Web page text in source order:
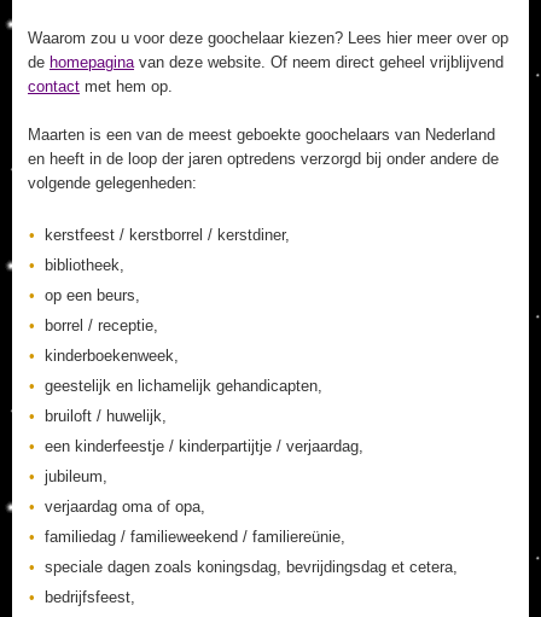
Waarom zou u voor deze goochelaar kiezen? Lees hier meer over op
de homepaginavan deze website. Of neem direct geheel vrijblijvend
contact met hem op.
Maarten is een van de meest geboekte goochelaars van Nederland
en heeft in de loop der jaren optredens verzorgd bij onder andere de
volgende gelegenheden:
kerstfeest / kerstborrel / kerstdiner,
bibliotheek,
op een beurs,
borrel / receptie,
kinderboekenweek,
geestelijk en lichamelijk gehandicapten,
bruiloft / huwelijk,
een kinderfeestje / kinderpartijtje / verjaardag,
jubileum,
verjaardag oma of opa,
familiedag / familieweekend / familiereünie,
speciale dagen zoals koningsdag, bevrijdingsdag et cetera,
bedrijfsfeest,